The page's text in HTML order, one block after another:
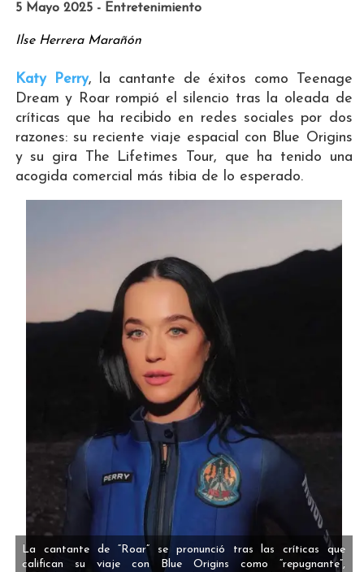
5 Mayo 2025 - Entretenimiento
Ilse Herrera Marañón
Katy Perry, la cantante de éxitos como Teenage
Dream y Roar rompió el silencio tras la oleada de
críticas que ha recibido en redes sociales por dos
razones: su reciente viaje espacial con Blue Origins
y su gira The Lifetimes Tour, que ha tenido una
acogida comercial más tibia de lo esperado.
La cantante de “Roar” se pronunció tras las críticas que
califican su viaje con Blue Origins como “repugnante”,